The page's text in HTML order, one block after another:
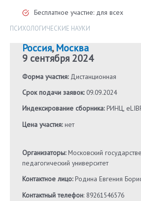
Бесплатное участие: для всех
ПСИХОЛОГИЧЕСКИЕ НАУКИ
Россия,Москва
9 сентября 2024
Форма участия:Дистанционная
Срок подачи заявок:09.09.2024
Индексирование сборника:РИНЦ,
Цена участия:нет
Организаторы:Московский
педагогический университет
Контактное лицо:Родина Евгения
Контактный телефон: 89261546576